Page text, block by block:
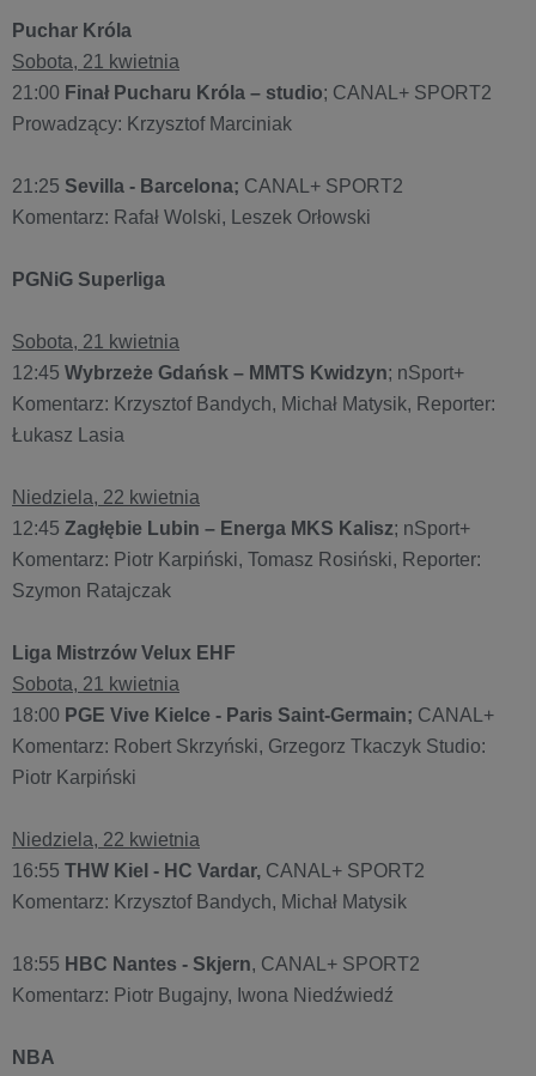
Puchar Króla
Sobota, 21 kwietnia
21:00 Finał Pucharu Króla – studio; CANAL+ SPORT2
Prowadzący: Krzysztof Marciniak
21:25 Sevilla - Barcelona; CANAL+ SPORT2
Komentarz: Rafał Wolski, Leszek Orłowski
PGNiG Superliga
Sobota, 21 kwietnia
12:45 Wybrzeże Gdańsk – MMTS Kwidzyn; nSport+
Komentarz: Krzysztof Bandych, Michał Matysik, Reporter:
Łukasz Lasia
Niedziela, 22 kwietnia
12:45 Zagłębie Lubin – Energa MKS Kalisz; nSport+
Komentarz: Piotr Karpiński, Tomasz Rosiński, Reporter:
Szymon Ratajczak
Liga Mistrzów Velux EHF
Sobota, 21 kwietnia
18:00 PGE Vive Kielce - Paris Saint-Germain; CANAL+
Komentarz: Robert Skrzyński, Grzegorz Tkaczyk Studio:
Piotr Karpiński
Niedziela, 22 kwietnia
16:55 THW Kiel - HC Vardar, CANAL+ SPORT2
Komentarz: Krzysztof Bandych, Michał Matysik
18:55 HBC Nantes - Skjern, CANAL+ SPORT2
Komentarz: Piotr Bugajny, Iwona Niedźwiedź
NBA